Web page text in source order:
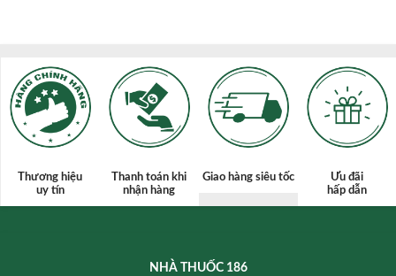
Thương hiệu
uy tín
Thanh toán khi
nhận hàng
Giao hàng siêu tốc
Ưu đãi
hấp dẫn
NHÀ THUỐC 186